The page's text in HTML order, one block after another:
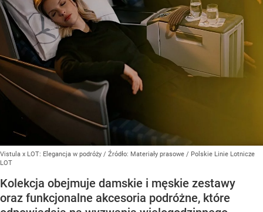
Vistula x LOT: Elegancja w podróży / Źródło: Materiały prasowe / Polskie Linie Lotnicze
LOT
Kolekcja obejmuje damskie i męskie zestawy
oraz funkcjonalne akcesoria podróżne, które